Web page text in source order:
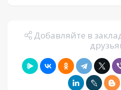
Добавляйте в